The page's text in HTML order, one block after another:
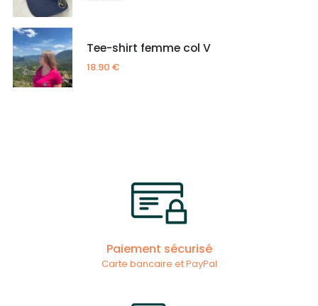
Tee-shirt femme col V
18.90 €
Paiement sécurisé
Carte bancaire et PayPal